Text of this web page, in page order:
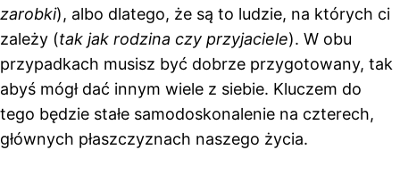
zarobki), albo dlatego, że są to ludzie, na których ci
zależy (tak jak rodzina czy przyjaciele). W obu
przypadkach musisz być dobrze przygotowany, tak
abyś mógł dać innym wiele z siebie. Kluczem do
tego będzie stałe samodoskonalenie na czterech,
głównych płaszczyznach naszego życia.